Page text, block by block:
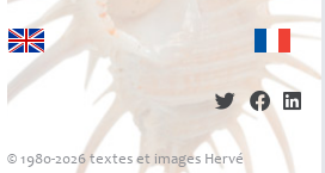
© 1980-2026 textes et images Hervé